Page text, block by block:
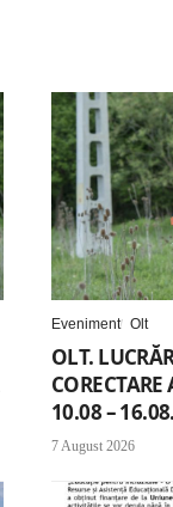
Eveniment Olt
OLT.
10.08 –
7 August 2026